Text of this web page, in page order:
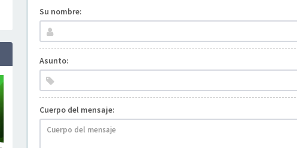
Su nombre:
Asunto:
Cuerpo del mensaje: